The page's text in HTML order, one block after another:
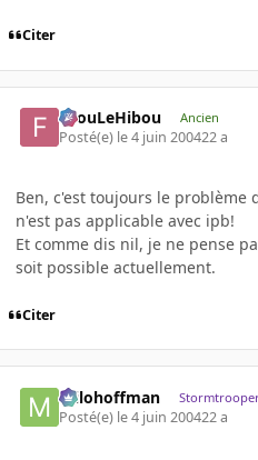
Citer
FilouLeHibou Ancien
Posté(e) le 4 juin 200422 a
Ben, c'est toujours le problème
n'est pas applicable avec ipb!
Et comme dis nil, je ne pense
soit possible actuellement.
Citer
milohoffman
Posté(e) le 4 juin 200422 a